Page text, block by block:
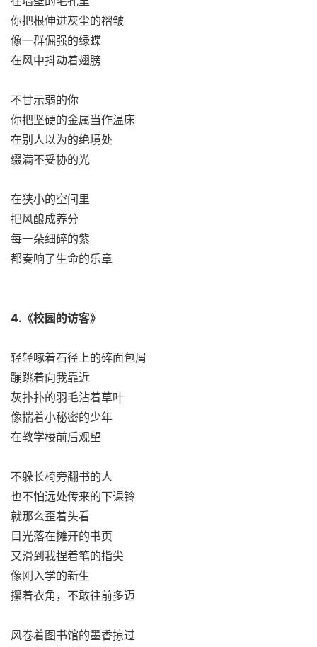
你把根伸进灰尘的褶皱
像一群倔强的绿蝶
在风中抖动着翅膀
不甘示弱的你
你把坚硬的金属当作温床
在别人以为的绝境处
缀满不妥协的光
在狭小的空间里
把风酿成养分
每一朵细碎的紫
都奏响了生命的乐章
4.《校园的访客》
轻轻啄着石径上的碎面包屑
蹦跳着向我靠近
灰扑扑的羽毛沾着草叶
像揣着小秘密的少年
在教学楼前后观望
不躲长椅旁翻书的人
也不怕远处传来的下课铃
就那么歪着头看
目光落在摊开的书页
又滑到我捏着笔的指尖
像刚入学的新生
攥着衣角，不敢往前多迈
风卷着图书馆的墨香掠过